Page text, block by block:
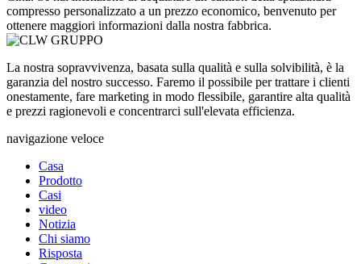
compresso personalizzato a un prezzo economico, benvenuto per
ottenere maggiori informazioni dalla nostra fabbrica.
La nostra sopravvivenza, basata sulla qualità e sulla solvibilità, è la
garanzia del nostro successo. Faremo il possibile per trattare i clienti
onestamente, fare marketing in modo flessibile, garantire alta qualità
e prezzi ragionevoli e concentrarci sull'elevata efficienza.
navigazione veloce
Casa
Prodotto
Casi
video
Notizia
Chi siamo
Risposta